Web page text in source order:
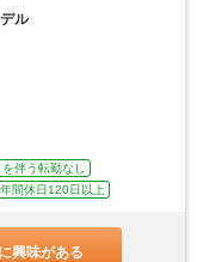
ル
伴う転勤なし
年間休日120日以上
興味がある